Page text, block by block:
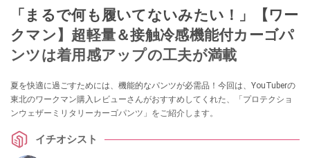
「まるで何も履いてないみたい！」【ワー
クマン】超軽量＆接触冷感機能付カーゴパ
ンツは着用感アップの工夫が満載
夏を快適に過ごすためには、機能的なパンツが必需品！今回は、YouTuberの
東北のワークマン購入レビューさんがおすすめしてくれた、「プロテクショ
ンウェザーミリタリーカーゴパンツ」をご紹介します。
イチオシスト